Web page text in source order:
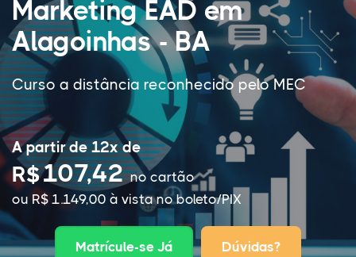
Marketing EAD em
Alagoinhas - BA
Curso a distância reconhecido pelo MEC
A partir de 12x de
R$107,42no cartão
ou R$ 1.149,00 à vista no boleto/PIX
Matrícule-se Já Dúvidas?